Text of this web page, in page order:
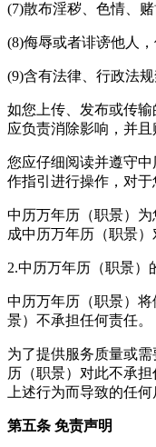
(7)散布淫秽、色情、
(8)侮辱或者诽谤他人
(9)含有法律、行政法
如您上传、发布或传
应负责消除影响，并
您应仔细阅读并遵守
作指引进行操作，对
中历万年历（职景）
成中历万年历（职景
2.中历万年历（职景）
中历万年历（职景）
景）不承担任何责任。
为了提供服务质量或
历（职景）对此不承
上述行为而导致的任
第五条 免责声明